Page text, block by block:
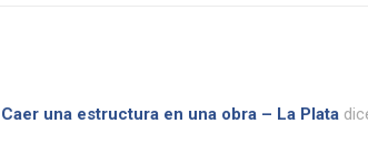
una estructura en una obra – La Plata